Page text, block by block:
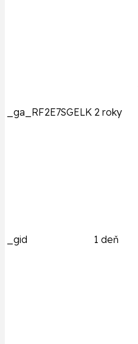
_ga_RF2E7SGELK 2 roky
_gid 1 deň